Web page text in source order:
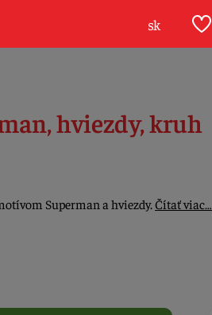
hviezdy, kruh
Superman a hviezdy.Čítať viac…
sk